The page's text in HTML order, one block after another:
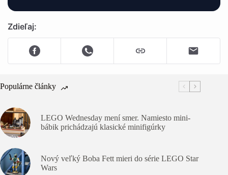
Zdieľaj:
Populárne články
LEGO Wednesday mení smer. Namiesto mini-
bábik prichádzajú klasické minifigúrky
Nový veľký Boba Fett mieri do série LEGO Star
Wars